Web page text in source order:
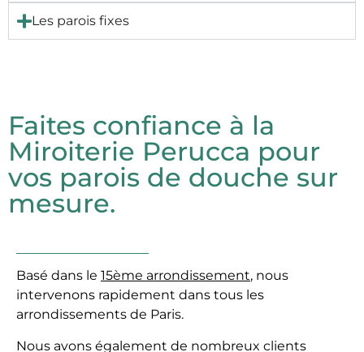
Les parois fixes
Faites confiance à la
Miroiterie Perucca pour
vos parois de douche sur
mesure.
Basé dans le 15ème arrondissement, nous
intervenons rapidement dans tous les
arrondissements de Paris.
Nous avons également de nombreux clients